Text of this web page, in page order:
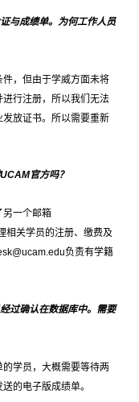
与成绩单。为何工作人员
，但由于学威方面未将
进行注册，所以我们无法
放证书。所以需要重新
UCAM官方吗？
一个邮箱
相关学员的注册、缴费及
负责有学籍
过确认在数据库中。需要
学员，大概需要等待两
的电子版成绩单。